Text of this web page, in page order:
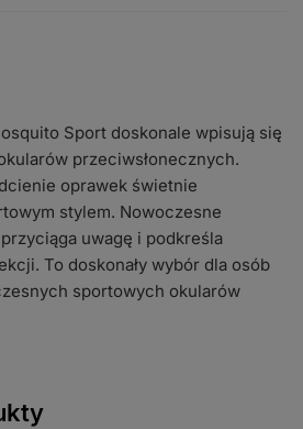
Sport doskonale wpisują się
przeciwsłonecznych.
oprawek świetnie
stylem. Nowoczesne
uwagę i podkreśla
To doskonały wybór dla osób
sportowych okularów